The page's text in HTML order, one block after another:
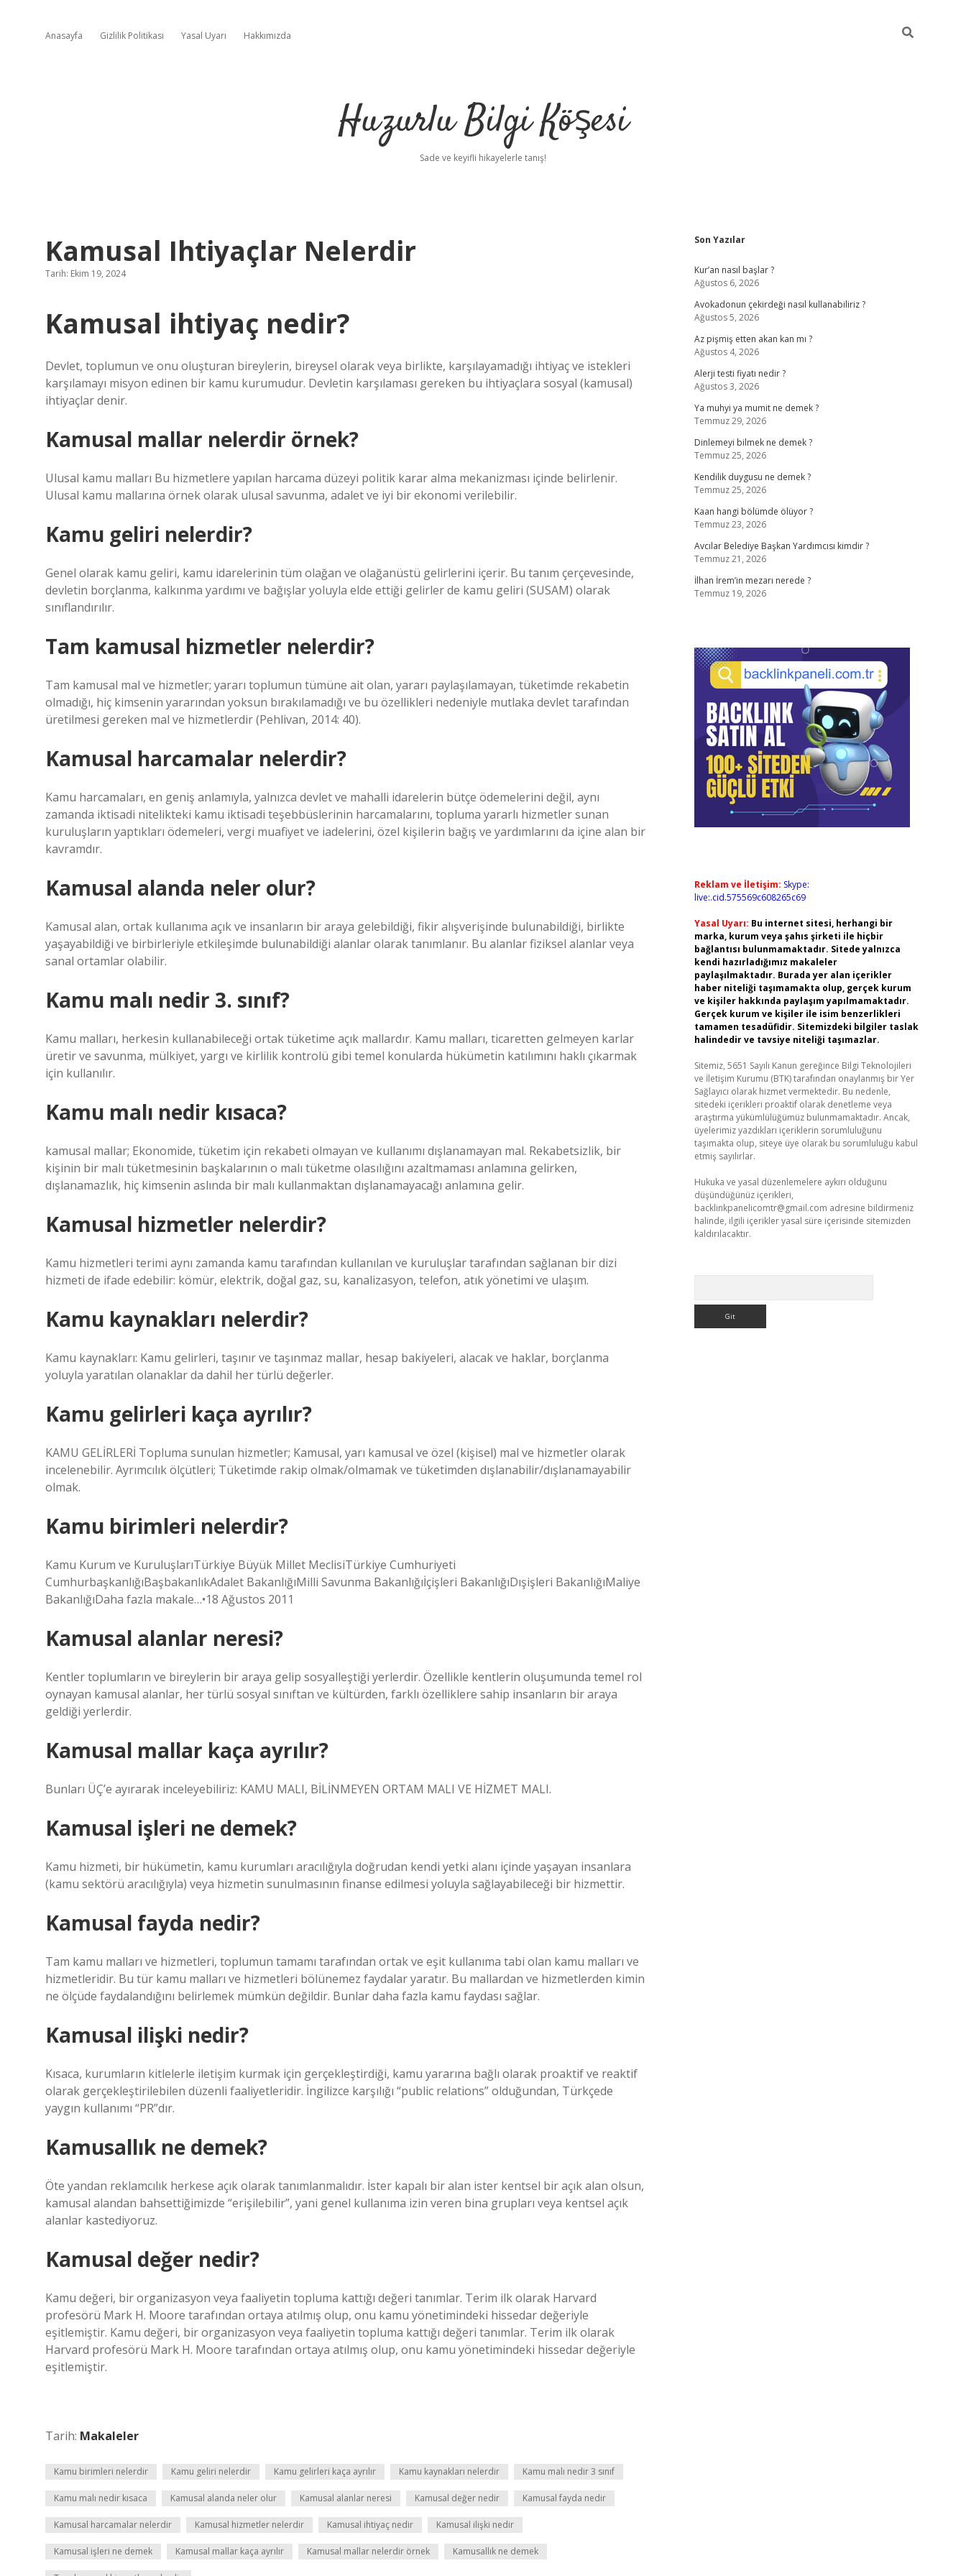
Anasayfa Gizlilik Politikası Yasal Uyarı Hakkımızda
Huzurlu Bilgi Köşesi
Sade ve keyifli hikayelerle tanış!
Kamusal Ihtiyaçlar Nelerdir
Tarih: Ekim 19, 2024
Kamusal ihtiyaç nedir?
Devlet, toplumun ve onu oluşturan bireylerin, bireysel olarak veya birlikte, karşılayamadığı ihtiyaç ve istekleri
karşılamayı misyon edinen bir kamu kurumudur. Devletin karşılaması gereken bu ihtiyaçlara sosyal (kamusal)
ihtiyaçlar denir.
Kamusal mallar nelerdir örnek?
Ulusal kamu malları Bu hizmetlere yapılan harcama düzeyi politik karar alma mekanizması içinde belirlenir.
Ulusal kamu mallarına örnek olarak ulusal savunma, adalet ve iyi bir ekonomi verilebilir.
Kamu geliri nelerdir?
Genel olarak kamu geliri, kamu idarelerinin tüm olağan ve olağanüstü gelirlerini içerir. Bu tanım çerçevesinde,
devletin borçlanma, kalkınma yardımı ve bağışlar yoluyla elde ettiği gelirler de kamu geliri (SUSAM) olarak
sınıflandırılır.
Tam kamusal hizmetler nelerdir?
Tam kamusal mal ve hizmetler; yararı toplumun tümüne ait olan, yararı paylaşılamayan, tüketimde rekabetin
olmadığı, hiç kimsenin yararından yoksun bırakılamadığı ve bu özellikleri nedeniyle mutlaka devlet tarafından
üretilmesi gereken mal ve hizmetlerdir (Pehlivan, 2014: 40).
Kamusal harcamalar nelerdir?
Kamu harcamaları, en geniş anlamıyla, yalnızca devlet ve mahalli idarelerin bütçe ödemelerini değil, aynı
zamanda iktisadi nitelikteki kamu iktisadi teşebbüslerinin harcamalarını, topluma yararlı hizmetler sunan
kuruluşların yaptıkları ödemeleri, vergi muafiyet ve iadelerini, özel kişilerin bağış ve yardımlarını da içine alan bir
kavramdır.
Kamusal alanda neler olur?
Kamusal alan, ortak kullanıma açık ve insanların bir araya gelebildiği, fikir alışverişinde bulunabildiği, birlikte
yaşayabildiği ve birbirleriyle etkileşimde bulunabildiği alanlar olarak tanımlanır. Bu alanlar fiziksel alanlar veya
sanal ortamlar olabilir.
Kamu malı nedir 3. sınıf?
Kamu malları, herkesin kullanabileceği ortak tüketime açık mallardır. Kamu malları, ticaretten gelmeyen karlar
üretir ve savunma, mülkiyet, yargı ve kirlilik kontrolü gibi temel konularda hükümetin katılımını haklı çıkarmak
için kullanılır.
Kamu malı nedir kısaca?
kamusal mallar; Ekonomide, tüketim için rekabeti olmayan ve kullanımı dışlanamayan mal. Rekabetsizlik, bir
kişinin bir malı tüketmesinin başkalarının o malı tüketme olasılığını azaltmaması anlamına gelirken,
dışlanamazlık, hiç kimsenin aslında bir malı kullanmaktan dışlanamayacağı anlamına gelir.
Kamusal hizmetler nelerdir?
Kamu hizmetleri terimi aynı zamanda kamu tarafından kullanılan ve kuruluşlar tarafından sağlanan bir dizi
hizmeti de ifade edebilir: kömür, elektrik, doğal gaz, su, kanalizasyon, telefon, atık yönetimi ve ulaşım.
Kamu kaynakları nelerdir?
Kamu kaynakları: Kamu gelirleri, taşınır ve taşınmaz mallar, hesap bakiyeleri, alacak ve haklar, borçlanma
yoluyla yaratılan olanaklar da dahil her türlü değerler.
Kamu gelirleri kaça ayrılır?
KAMU GELİRLERİ Topluma sunulan hizmetler; Kamusal, yarı kamusal ve özel (kişisel) mal ve hizmetler olarak
incelenebilir. Ayrımcılık ölçütleri; Tüketimde rakip olmak/olmamak ve tüketimden dışlanabilir/dışlanamayabilir
olmak.
Kamu birimleri nelerdir?
Kamu Kurum ve KuruluşlarıTürkiye Büyük Millet MeclisiTürkiye Cumhuriyeti
CumhurbaşkanlığıBaşbakanlıkAdalet BakanlığıMilli Savunma Bakanlığıİçişleri BakanlığıDışişleri BakanlığıMaliye
BakanlığıDaha fazla makale…•18 Ağustos 2011
Kamusal alanlar neresi?
Kentler toplumların ve bireylerin bir araya gelip sosyalleştiği yerlerdir. Özellikle kentlerin oluşumunda temel rol
oynayan kamusal alanlar, her türlü sosyal sınıftan ve kültürden, farklı özelliklere sahip insanların bir araya
geldiği yerlerdir.
Kamusal mallar kaça ayrılır?
Bunları ÜÇ’e ayırarak inceleyebiliriz: KAMU MALI, BİLİNMEYEN ORTAM MALI VE HİZMET MALI.
Kamusal işleri ne demek?
Kamu hizmeti, bir hükümetin, kamu kurumları aracılığıyla doğrudan kendi yetki alanı içinde yaşayan insanlara
(kamu sektörü aracılığıyla) veya hizmetin sunulmasının finanse edilmesi yoluyla sağlayabileceği bir hizmettir.
Kamusal fayda nedir?
Tam kamu malları ve hizmetleri, toplumun tamamı tarafından ortak ve eşit kullanıma tabi olan kamu malları ve
hizmetleridir. Bu tür kamu malları ve hizmetleri bölünemez faydalar yaratır. Bu mallardan ve hizmetlerden kimin
ne ölçüde faydalandığını belirlemek mümkün değildir. Bunlar daha fazla kamu faydası sağlar.
Kamusal ilişki nedir?
Kısaca, kurumların kitlelerle iletişim kurmak için gerçekleştirdiği, kamu yararına bağlı olarak proaktif ve reaktif
olarak gerçekleştirilebilen düzenli faaliyetleridir. İngilizce karşılığı “public relations” olduğundan, Türkçede
yaygın kullanımı “PR”dır.
Kamusallık ne demek?
Öte yandan reklamcılık herkese açık olarak tanımlanmalıdır. İster kapalı bir alan ister kentsel bir açık alan olsun,
kamusal alandan bahsettiğimizde “erişilebilir”, yani genel kullanıma izin veren bina grupları veya kentsel açık
alanlar kastediyoruz.
Kamusal değer nedir?
Kamu değeri, bir organizasyon veya faaliyetin topluma kattığı değeri tanımlar. Terim ilk olarak Harvard
profesörü Mark H. Moore tarafından ortaya atılmış olup, onu kamu yönetimindeki hissedar değeriyle
eşitlemiştir. Kamu değeri, bir organizasyon veya faaliyetin topluma kattığı değeri tanımlar. Terim ilk olarak
Harvard profesörü Mark H. Moore tarafından ortaya atılmış olup, onu kamu yönetimindeki hissedar değeriyle
eşitlemiştir.
Tarih: Makaleler
Kamu birimleri nelerdir Kamu geliri nelerdir Kamu gelirleri kaça ayrılır Kamu kaynakları nelerdir Kamu malı nedir 3 sınıf
Kamu malı nedir kısaca Kamusal alanda neler olur Kamusal alanlar neresi Kamusal değer nedir Kamusal fayda nedir
Kamusal harcamalar nelerdir Kamusal hizmetler nelerdir Kamusal ihtiyaç nedir Kamusal ilişki nedir
Kamusal işleri ne demek Kamusal mallar kaça ayrılır Kamusal mallar nelerdir örnek Kamusallık ne demek
Sidebar
Son Yazılar
Kur’an nasıl başlar ?
Ağustos 6, 2026
Avokadonun çekirdeği nasıl kullanabiliriz ?
Ağustos 5, 2026
Az pişmiş etten akan kan mı ?
Ağustos 4, 2026
Alerji testi fiyatı nedir ?
Ağustos 3, 2026
Ya muhyi ya mumit ne demek ?
Temmuz 29, 2026
Dinlemeyi bilmek ne demek ?
Temmuz 25, 2026
Kendilik duygusu ne demek ?
Temmuz 25, 2026
Kaan hangi bölümde ölüyor ?
Temmuz 23, 2026
Avcılar Belediye Başkan Yardımcısı kimdir ?
Temmuz 21, 2026
İlhan İrem’in mezarı nerede ?
Temmuz 19, 2026
Reklam ve İletişim: Skype:
live:.cid.575569c608265c69
Yasal Uyarı: Bu internet sitesi, herhangi bir
marka, kurum veya şahıs şirketi ile hiçbir
bağlantısı bulunmamaktadır. Sitede yalnızca
kendi hazırladığımız makaleler
paylaşılmaktadır. Burada yer alan içerikler
haber niteliği taşımamakta olup, gerçek kurum
ve kişiler hakkında paylaşım yapılmamaktadır.
Gerçek kurum ve kişiler ile isim benzerlikleri
tamamen tesadüfidir. Sitemizdeki bilgiler taslak
halindedir ve tavsiye niteliği taşımazlar.
Sitemiz, 5651 Sayılı Kanun gereğince Bilgi Teknolojileri
ve İletişim Kurumu (BTK) tarafından onaylanmış bir Yer
Sağlayıcı olarak hizmet vermektedir. Bu nedenle,
sitedeki içerikleri proaktif olarak denetleme veya
araştırma yükümlülüğümüz bulunmamaktadır. Ancak,
üyelerimiz yazdıkları içeriklerin sorumluluğunu
taşımakta olup, siteye üye olarak bu sorumluluğu kabul
etmiş sayılırlar.
Hukuka ve yasal düzenlemelere aykırı olduğunu
düşündüğünüz içerikleri,
backlinkpanelicomtr@gmail.com adresine bildirmeniz
halinde, ilgili içerikler yasal süre içerisinde sitemizden
kaldırılacaktır.